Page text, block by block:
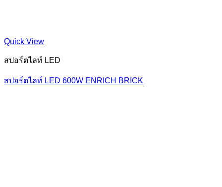
Quick View
สปอร์ตไลท์ LED
สปอร์ตไลท์ LED 600W ENRICH BRICK